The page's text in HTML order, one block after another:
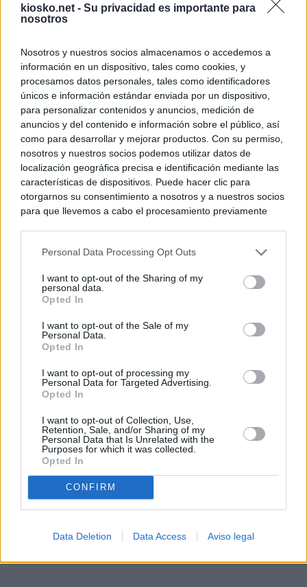
kiosko.net - Su privacidad es importante para
nosotros
Nosotros y nuestros socios almacenamos o accedemos a
información en un dispositivo, tales como cookies, y
procesamos datos personales, tales como identificadores
únicos e información estándar enviada por un dispositivo,
para personalizar contenidos y anuncios, medición de
anuncios y del contenido e información sobre el público, así
como para desarrollar y mejorar productos. Con su permiso,
nosotros y nuestros socios podemos utilizar datos de
localización geográfica precisa e identificación mediante las
características de dispositivos. Puede hacer clic para
otorgarnos su consentimiento a nosotros y a nuestros socios
para que llevemos a cabo el procesamiento previamente
negar su consentimiento. Tenga en cuenta que algún
de su consentimiento, pero usted tiene el derecho de
rechazar tal procesamiento. Sus preferencias se aplicarán
cualquier momento entrando de nuevo en este sitio web o
visitando nuestra política de privacidad.
Personal Data Processing Opt Outs
I want to opt-out of the Sharing of my
personal data.
Opted In
I want to opt-out of the Sale of my
Personal Data.
Opted In
I want to opt-out of processing my
Personal Data for Targeted Advertising.
Opted In
I want to opt-out of Collection, Use,
Retention, Sale, and/or Sharing of my
Personal Data that Is Unrelated with the
Purposes for which it was collected.
Opted In
CONFIRM
Data Deletion Data Access Aviso legal